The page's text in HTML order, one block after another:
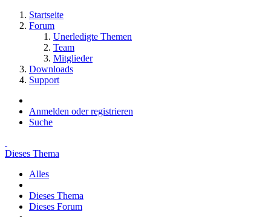
Startseite
Forum
Unerledigte Themen
Team
Mitglieder
Downloads
Support
Anmelden oder registrieren
Suche
Dieses Thema
Alles
Dieses Thema
Dieses Forum